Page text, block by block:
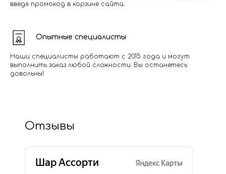
введя промокод в корзине сайта.
Опытные специалисты
Наши специалисты работают с 2015 года и могут
выполнить заказ любой сложности. Вы останетесь
довольны!
Отзывы